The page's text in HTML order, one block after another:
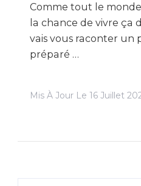
Comme tout le
la chance de vivre ça
vais vous raconter un
préparé …
Mis À Jour Le 16 Juillet